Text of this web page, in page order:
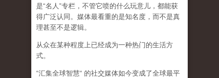
是“名人”专栏，不管它喷的什么玩意儿，都能获
得广泛认同。媒体最看重的是知名度，而不是真
理甚至不是逻辑。
从众在某种程度上已经成为一种热门的生活方
式。
“汇集全球智慧“ 的社交媒体如今变成了全球最平